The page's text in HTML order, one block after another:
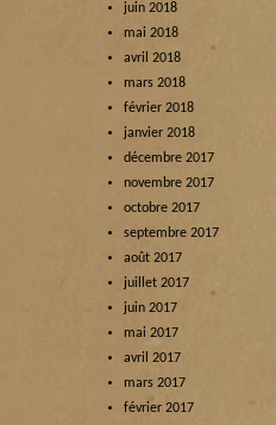
juin 2018
mai 2018
avril 2018
mars 2018
février 2018
janvier 2018
décembre 2017
novembre 2017
octobre 2017
septembre 2017
août 2017
juillet 2017
juin 2017
mai 2017
avril 2017
mars 2017
février 2017